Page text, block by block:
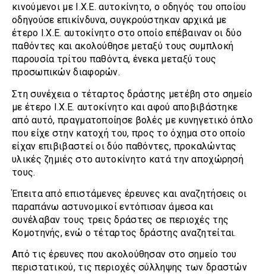
κινούμενοι με Ι.Χ.Ε. αυτοκίνητο, ο οδηγός του οποίου
οδηγούσε επικίνδυνα, συγκρούστηκαν αρχικά με
έτερο Ι.Χ.Ε. αυτοκίνητο στο οποίο επέβαιναν οι δύο
παθόντες και ακολούθησε μεταξύ τους συμπλοκή
παρουσία τρίτου παθόντα, ένεκα μεταξύ τους
προσωπικών διαφορών.
Στη συνέχεια ο τέταρτος δράστης μετέβη στο σημείο
με έτερο Ι.Χ.Ε. αυτοκίνητο και αφού αποβιβάστηκε
από αυτό, πραγματοποίησε βολές με κυνηγετικό όπλο
που είχε στην κατοχή του, προς το όχημα στο οποίο
είχαν επιβιβαστεί οι δύο παθόντες, προκαλώντας
υλικές ζημιές στο αυτοκίνητο κατά την αποχώρησή
τους.
Έπειτα από επιστάμενες έρευνες και αναζητήσεις οι
παραπάνω αστυνομικοί εντόπισαν άμεσα και
συνέλαβαν τους τρεις δράστες σε περιοχές της
Κομοτηνής, ενώ ο τέταρτος δράστης αναζητείται.
Από τις έρευνες που ακολούθησαν στο σημείο του
περιστατικού, τις περιοχές σύλληψης των δραστών